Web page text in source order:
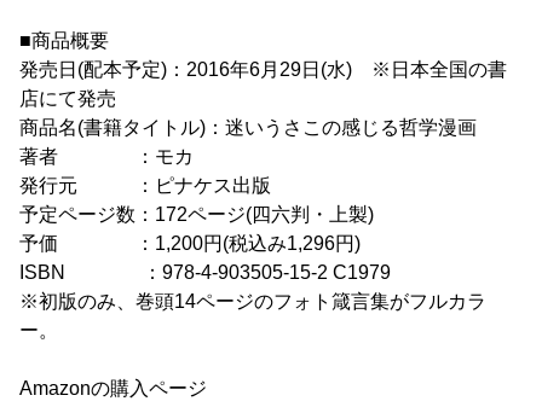
■商品概要
発売日(配本予定)：2016年6月29日(水) ※日本全国の書
店にて発売
商品名(書籍タイトル)：迷いうさこの感じる哲学漫画
著者 ：モカ
発行元 ：ピナケス出版
予定ページ数：172ページ(四六判・上製)
予価 ：1,200円(税込み1,296円)
ISBN ：978-4-903505-15-2 C1979
※初版のみ、巻頭14ページのフォト箴言集がフルカラ
ー。
Amazonの購入ページ